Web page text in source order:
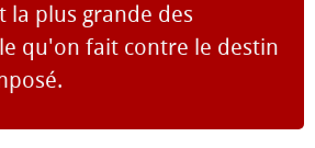
la plus grande des
qu'on fait contre le destin